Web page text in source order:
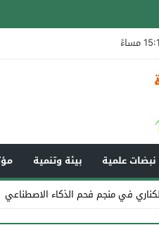
نبضات علمية بيئة وتنمية
في منجم فحم الذكاء الاصطناعي